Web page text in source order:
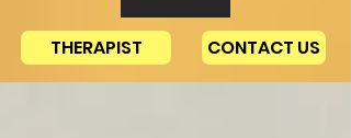
THERAPIST CONTACT US